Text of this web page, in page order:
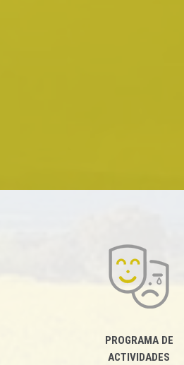
PROGRAMA DE
ACTIVIDADES